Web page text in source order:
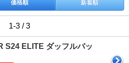
価格順 新着順
1-3 / 3
S24 ELITE ダッフルバッ